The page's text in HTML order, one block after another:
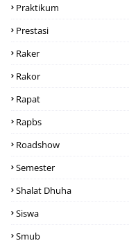
Praktikum
Prestasi
Raker
Rakor
Rapat
Rapbs
Roadshow
Semester
Shalat Dhuha
Siswa
Smub